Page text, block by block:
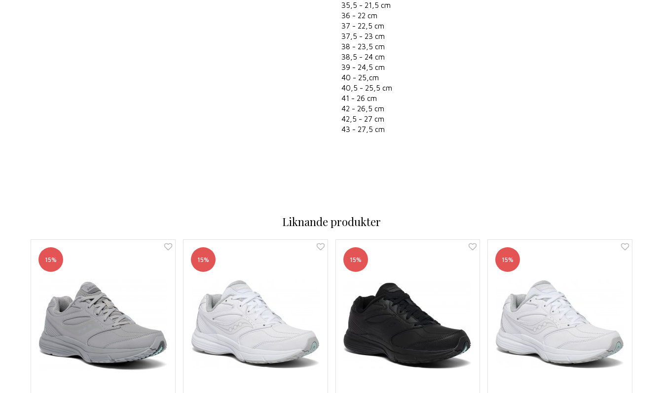
35,5 - 21,5 cm
36 - 22 cm
37 - 22,5 cm
37,5 - 23 cm
38 - 23,5 cm
38,5 - 24 cm
39 - 24,5 cm
40 - 25,cm
40,5 - 25,5 cm
41 - 26 cm
42 - 26,5 cm
42,5 - 27 cm
43 - 27,5 cm
Liknande produkter
15% 15% 15% 15%